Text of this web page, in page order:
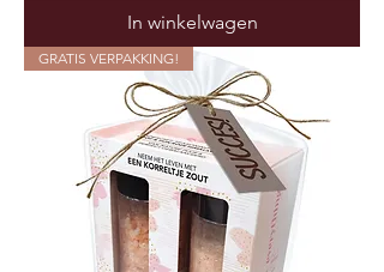
In winkelwagen
GRATIS VERPAKKING!